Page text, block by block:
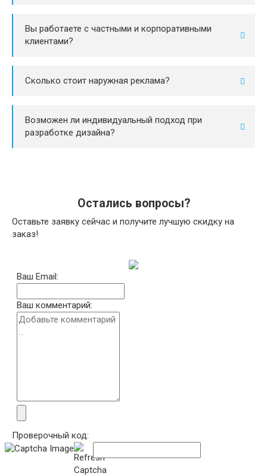
Вы работаете с частными и корпоративными
клиентами?
Сколько стоит наружная реклама?
Возможен ли индивидуальный подход при
разработке дизайна?
Остались вопросы?
Оставьте заявку сейчас и получите лучшую скидку на
заказ!
Ваш Email:
Ваш комментарий:
Проверочный код: